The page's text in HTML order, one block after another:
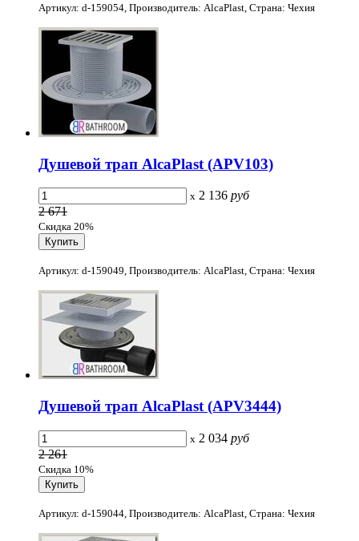
Артикул: d-159054, Производитель: AlcaPlast, Страна: Чехия
Душевой трап AlcaPlast (APV103)
x 2 136 руб
2 671
Скидка 20%
Артикул: d-159049, Производитель: AlcaPlast, Страна: Чехия
Душевой трап AlcaPlast (APV3444)
x 2 034 руб
2 261
Скидка 10%
Артикул: d-159044, Производитель: AlcaPlast, Страна: Чехия